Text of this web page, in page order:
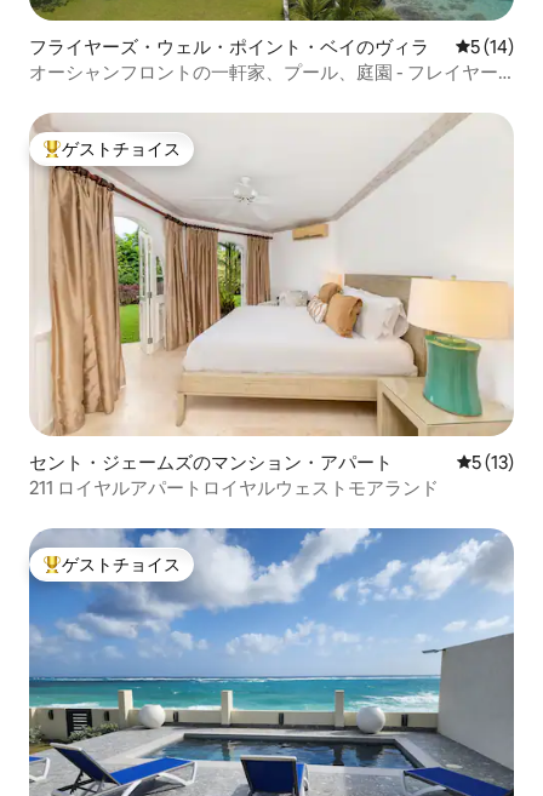
フライヤーズ・ウェル・ポイント・ベイのヴィラ レビュー
5 (14)
オーシャンフロントの一軒家、プール、庭園 - フレイヤー
大好評のゲストチョイスです。
ゲストチョイス
セント・ジェームズのマンション・アパート レビュー
5 (13)
211 ロイヤルアパートロイヤルウェストモアランド
大好評のゲストチョイスです。
ゲストチョイス